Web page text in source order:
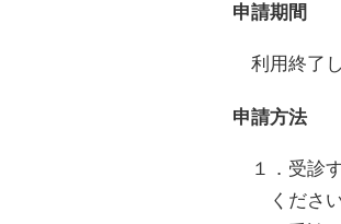
申請期間
利用終了
申請方法
１．受診
ください